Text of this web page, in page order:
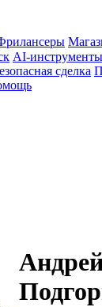
AI-инструменты
сделка